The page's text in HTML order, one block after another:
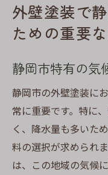
外壁塗装で
ための重要
静岡市特有の気
静岡市の外壁塗装に
常に重要です。特に
く、降水量も多いた
料の選択が求められ
は、この地域の気候